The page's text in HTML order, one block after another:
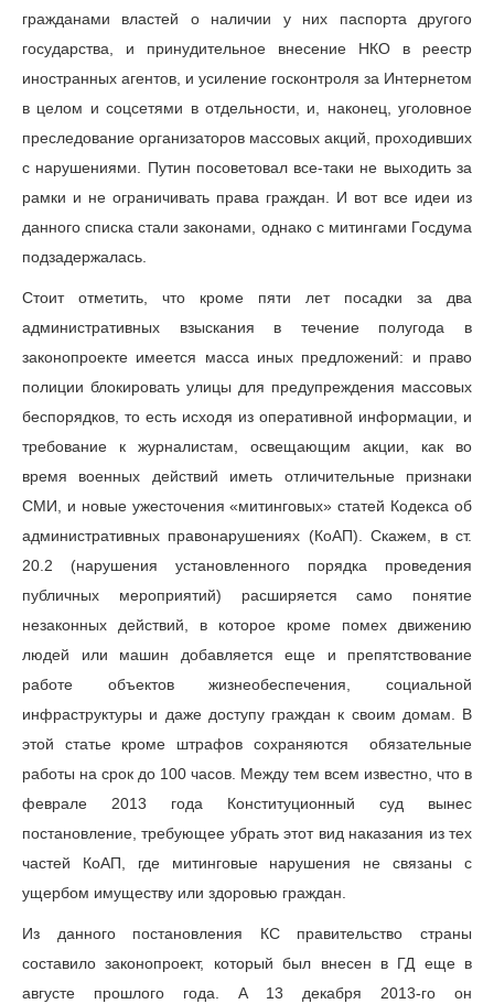
гражданами властей о наличии у них паспорта другого
государства, и принудительное внесение НКО в реестр
иностранных агентов, и усиление госконтроля за Интернетом
в целом и соцсетями в отдельности, и, наконец, уголовное
преследование организаторов массовых акций, проходивших
с нарушениями. Путин посоветовал все-таки не выходить за
рамки и не ограничивать права граждан. И вот все идеи из
данного списка стали законами, однако с митингами Госдума
подзадержалась.
Стоит отметить, что кроме пяти лет посадки за два
административных взыскания в течение полугода в
законопроекте имеется масса иных предложений: и право
полиции блокировать улицы для предупреждения массовых
беспорядков, то есть исходя из оперативной информации, и
требование к журналистам, освещающим акции, как во
время военных действий иметь отличительные признаки
СМИ, и новые ужесточения «митинговых» статей Кодекса об
административных правонарушениях (КоАП). Скажем, в ст.
20.2 (нарушения установленного порядка проведения
публичных мероприятий) расширяется само понятие
незаконных действий, в которое кроме помех движению
людей или машин добавляется еще и препятствование
работе объектов жизнеобеспечения, социальной
инфраструктуры и даже доступу граждан к своим домам. В
этой статье кроме штрафов сохраняются обязательные
работы на срок до 100 часов. Между тем всем известно, что в
феврале 2013 года Конституционный суд вынес
постановление, требующее убрать этот вид наказания из тех
частей КоАП, где митинговые нарушения не связаны с
ущербом имуществу или здоровью граждан.
Из данного постановления КС правительство страны
составило законопроект, который был внесен в ГД еще в
августе прошлого года. А 13 декабря 2013-го он